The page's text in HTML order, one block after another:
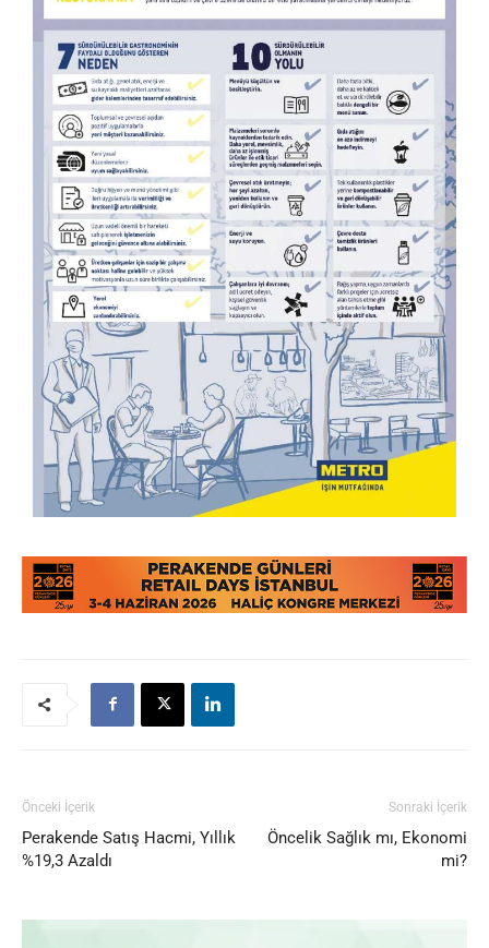
Önceki İçerik
Perakende Satış Hacmi, Yıllık
%19,3 Azaldı
Sonraki İçerik
Öncelik Sağlık mı, Ekonomi
mi?